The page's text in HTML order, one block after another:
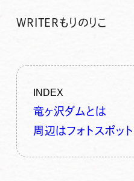
WRITERもりのりこ
INDEX
竜ヶ沢ダムとは
周辺はフォトスポッ